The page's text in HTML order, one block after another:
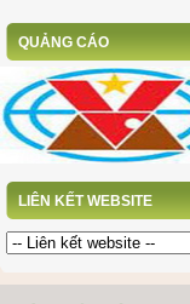
QUẢNG CÁO
LIÊN KẾT WEBSITE